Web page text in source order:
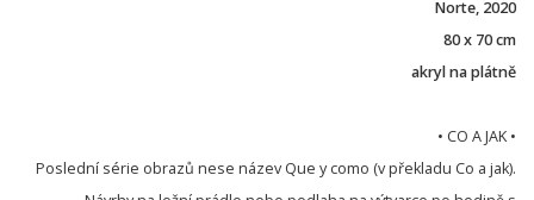
Norte, 2020
80 x 70 cm
akryl na plátně
• CO A JAK •
Poslední série obrazů nese název Que y como (v překladu Co a jak).